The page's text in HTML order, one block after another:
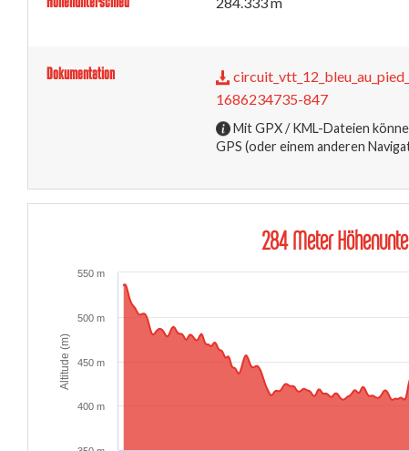
Dokumentation
1686234735-847
Mit GPX / KML-Dateien
GPS (oder einem anderen
284 Meter
Altitude (m)
400 m
450 m
500 m
550 m